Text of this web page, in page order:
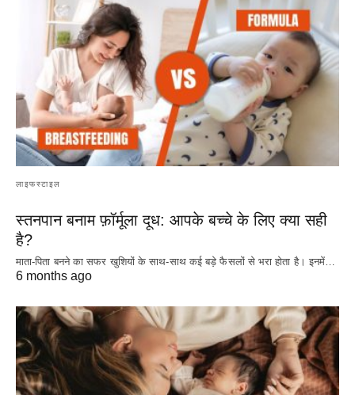
लाइफस्टाइल
स्तनपान बनाम फ़ॉर्मूला दूध: आपके बच्चे के लिए क्या सही
है?
माता-पिता बनने का सफर खुशियों के साथ-साथ कई बड़े फैसलों से भरा होता है। इनमें…
6 months ago